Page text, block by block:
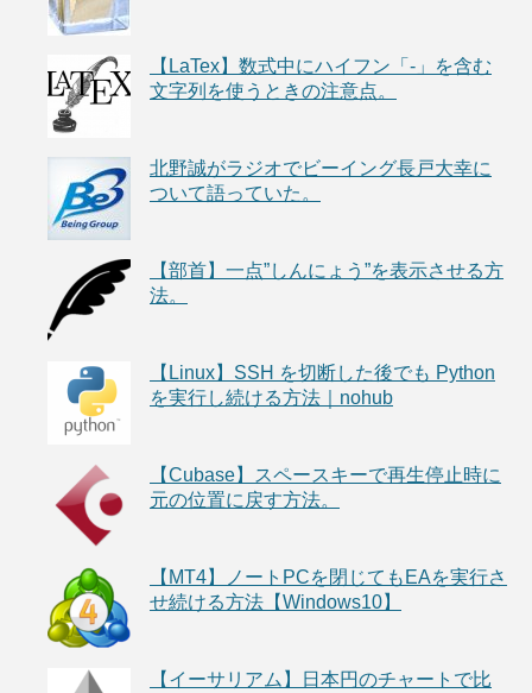
【LaTex】数式中にハイフン「-」を含む
文字列を使うときの注意点。
北野誠がラジオでビーイング長戸大幸に
ついて語っていた。
【部首】一点”しんにょう”を表示させる方
法。
【Linux】SSH を切断した後でも Python
を実行し続ける方法｜nohub
【Cubase】スペースキーで再生停止時に
元の位置に戻す方法。
【MT4】ノートPCを閉じてもEAを実行さ
せ続ける方法【Windows10】
【イーサリアム】日本円のチャートで比